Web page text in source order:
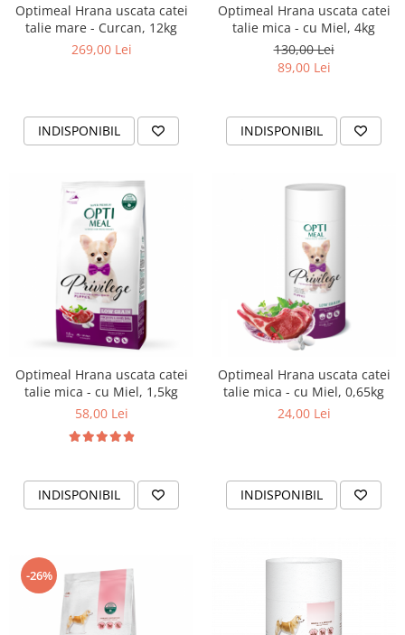
Optimeal Hrana uscata catei
talie mare - Curcan, 12kg
269,00 Lei
INDISPONIBIL
Optimeal Hrana uscata catei
talie mica - cu Miel, 4kg
130,00 Lei
89,00 Lei
INDISPONIBIL
Optimeal Hrana uscata catei
talie mica - cu Miel, 1,5kg
58,00 Lei
INDISPONIBIL
Optimeal Hrana uscata catei
talie mica - cu Miel, 0,65kg
24,00 Lei
INDISPONIBIL
-26%